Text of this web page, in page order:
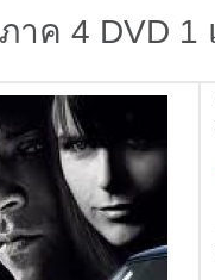
าค 4 DVD 1